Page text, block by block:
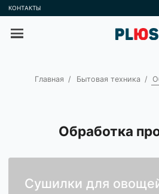
КОНТАКТЫ
Бытовая техника